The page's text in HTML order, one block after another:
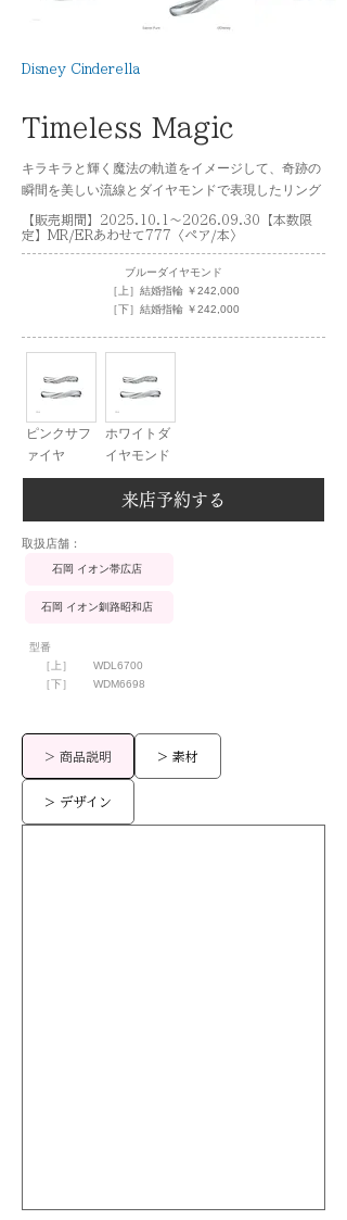
Disney Cinderella
Timeless Magic
キラキラと輝く魔法の軌道をイメージして、奇跡の
瞬間を美しい流線とダイヤモンドで表現したリング
【販売期間】2025.10.1～2026.09.30【本数限
定】MR/ERあわせて777〈ペア/本〉
ブルーダイヤモンド
［上］結婚指輪 ￥242,000
［下］結婚指輪 ￥242,000
ピンクサフ
ァイヤ
ホワイトダ
イヤモンド
来店予約する
​取扱店舗：
石岡 イオン帯広店
石岡 イオン釧路昭和店
型番
［上］
［下］
WDL6700
WDM6698
> 商品説明 > 素材
> デザイン